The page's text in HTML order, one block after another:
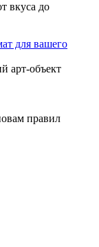
вкуса до
для вашего
арт-объект
правил